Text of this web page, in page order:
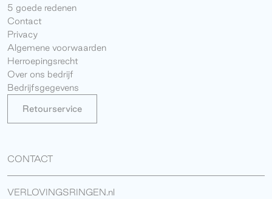
5 goede redenen
Contact
Privacy
Algemene voorwaarden
Herroepingsrecht
Over ons bedrijf
Bedrijfsgegevens
Retourservice
CONTACT
VERLOVINGSRINGEN.nl